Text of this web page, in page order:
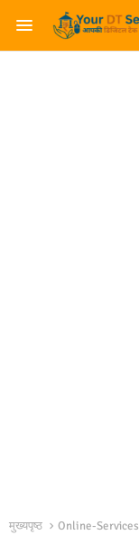
मुख्यपृष्ठ Online-Services